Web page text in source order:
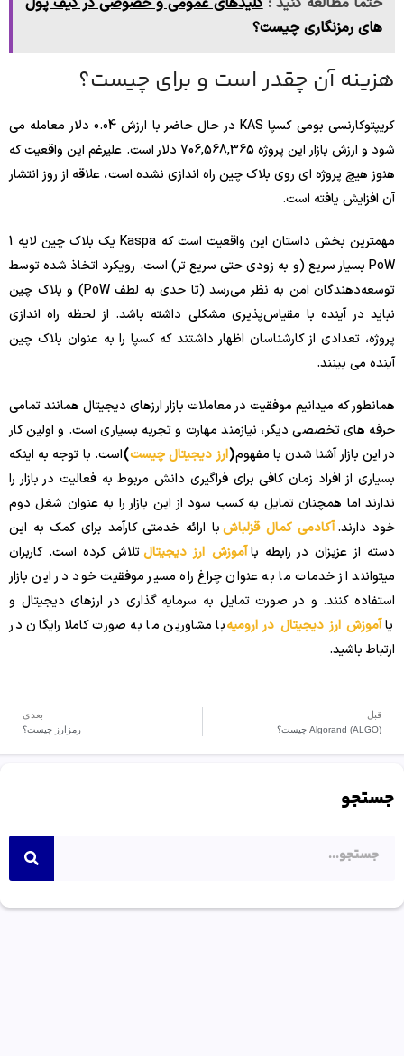
های رمزنگاری چیست؟
هزینه آن چقدر است و برای چیست؟
کریپتوکارنسی بومی کسپا KAS در حال حاضر با ارزش 0.04 دلار معامله می
شود و ارزش بازار این پروژه 706,568,365 دلار است. علیرغم این واقعیت که
هنوز هیچ پروژه ای روی بلاک چین راه اندازی نشده است، علاقه از روز انتشار
آن افزایش یافته است.
مهمترین بخش داستان این واقعیت است که Kaspa یک بلاک چین لایه 1
PoW بسیار سریع (و به زودی حتی سریع تر) است. رویکرد اتخاذ شده توسط
توسعه‌دهندگان امن به نظر می‌رسد (تا حدی به لطف PoW) و بلاک چین
نباید در آینده با مقیاس‌پذیری مشکلی داشته باشد. از لحظه راه اندازی
پروژه، تعدادی از کارشناسان اظهار داشتند که کسپا را به عنوان بلاک چین
آینده می بینند.
همانطور که میدانیم موفقیت در معاملات بازار ارزهای دیجیتال همانند تمامی
حرفه های تخصصی دیگر، نیازمند مهارت و تجربه بسیاری است. و اولین کار
در این بازار آشنا شدن با مفهوم(ارز دیجیتال چیست)است. با توجه به اینکه
بسیاری از افراد زمان کافی برای فراگیری دانش مربوط به فعالیت در بازار را
ندارند اما همچنان تمایل به کسب سود از این بازار را به عنوان شغل دوم
خود دارند.آکادمی کمال قزلباشبا ارائه خدمتی کارآمد برای کمک به این
دسته از عزیزان در رابطه باآموزش ارز دیجیتالتلاش کرده است. کاربران
میتوانند از خدمات ما به عنوان چراغ راه مسیر موفقیت خود در این بازار
استفاده کنند. و در صورت تمایل به سرمایه گذاری در ارزهای دیجیتال و
یاآموزش ارز دیجیتال در ارومیهبا مشاورین ما به صورت کاملا رایگان در
ارتباط باشید.
قبل
Algorand (ALGO) چیست؟
بعدی
رمزارز چیست؟
جستجو